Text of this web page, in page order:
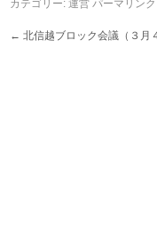
カテゴリー: 運営 パーマリンク
← 北信越ブロック会議（３月